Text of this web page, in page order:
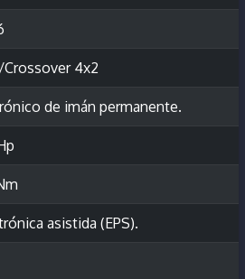
Crossover 4x2
de imán permanente.
asistida (EPS).